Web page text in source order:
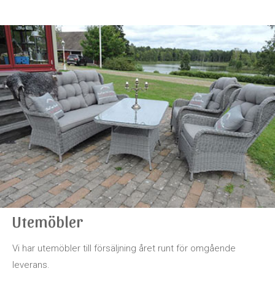
Utemöbler
Vi har utemöbler till försäljning året runt för omgående
leverans.